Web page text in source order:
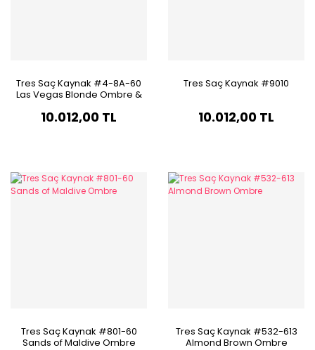
Tres Saç Kaynak #4-8A-60
Las Vegas Blonde Ombre &
10.012,00 TL
Tres Saç Kaynak #9010
10.012,00 TL
Tres Saç Kaynak #801-60
Sands of Maldive Ombre
Tres Saç Kaynak #532-613
Almond Brown Ombre